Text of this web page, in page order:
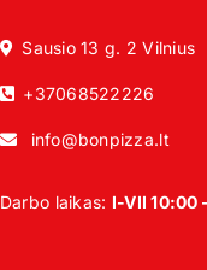
Sausio 13 g. 2 Vilnius
+37068522226
info@bonpizza.lt
Darbo laikas: I-VII 10:00